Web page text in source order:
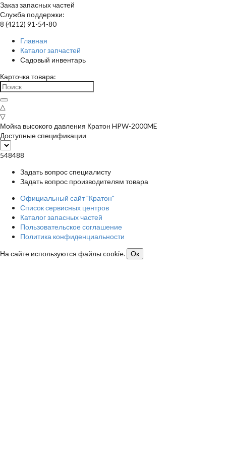
Заказ запасных частей
Служба поддержки:
8 (4212) 91-54-80
Главная
Каталог запчастей
Садовый инвентарь
Карточка товара:
△
▽
Мойка высокого давления Кратон HPW-2000ME
Доступные спецификации
548488
Задать вопрос специалисту
Задать вопрос производителям товара
Официальный сайт "Кратон"
Список сервисных центров
Каталог запасных частей
Пользовательское соглашение
Политика конфиденциальности
На сайте используются файлы cookie.
Ок